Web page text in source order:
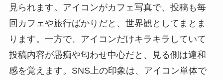
見られます。アイコンがカフェ写真で、投稿も毎
回カフェや旅行ばかりだと、世界観としてまとま
ります。一方で、アイコンだけキラキラしていて
投稿内容が愚痴や匂わせ中心だと、見る側は違和
感を覚えます。SNS上の印象は、アイコン単体で